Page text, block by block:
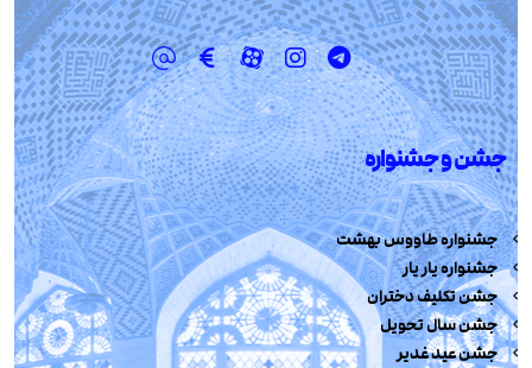
جشن و جشنواره
جشنواره طاووس بهشت
جشنواره یار یار
جشن تکلیف دختران
جشن سال تحویل
جشن عید غدیر